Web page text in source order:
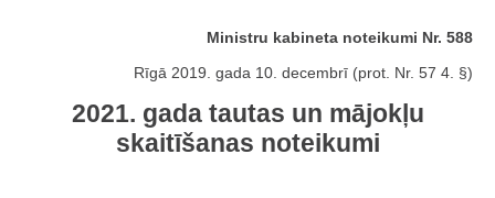
Ministru kabineta noteikumi Nr. 588
Rīgā 2019. gada 10. decembrī (prot. Nr. 57 4. §)
2021. gada tautas un mājokļu
skaitīšanas noteikumi